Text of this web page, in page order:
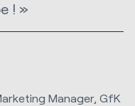
Manager, GfK
! »